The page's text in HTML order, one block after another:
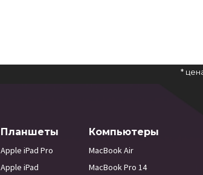
*
Планшеты
Apple iPad Pro
Apple iPad
Компьютеры
MacBook Air
MacBook Pro 14